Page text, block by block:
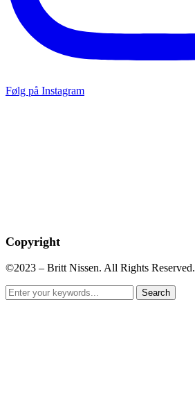
Følg på Instagram
Copyright
©2023 – Britt Nissen. All Rights Reserved.